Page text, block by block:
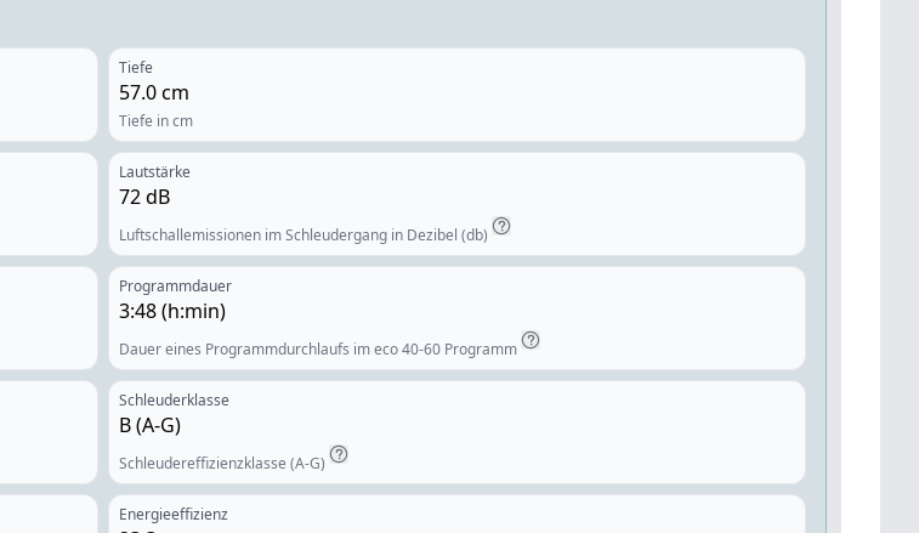
Tiefe
57.0cm
Tiefe in cm
Lautstärke
72dB
Luftschallemissionen im Schleudergang in Dezibel (db)
Programmdauer
3:48(h:min)
Dauer eines Programmdurchlaufs im eco 40-60 Programm
Schleuderklasse
B(A-G)
Schleudereffizienzklasse (A-G)
Energieeffizienz